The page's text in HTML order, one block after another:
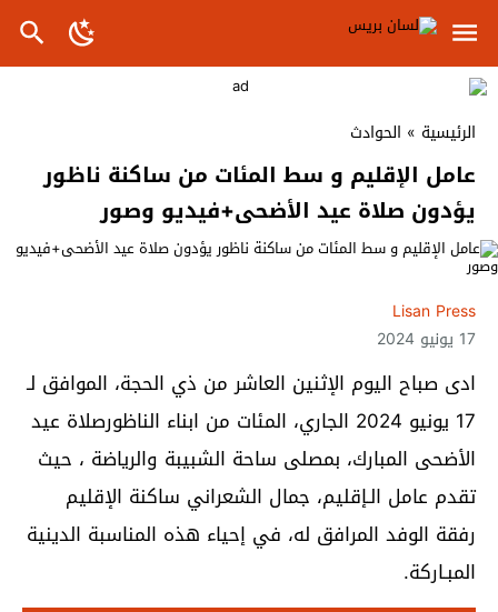
الرئيسية » الحوادث
عامل الإقليم و سط المئات من ساكنة ناظور
يؤدون صلاة عيد الأضحى+فيديو وصور
Lisan Press
17 يونيو 2024
ادى صباح اليوم الإثنين العاشر من ذي الحجة، الموافق لـ
17 يونيو 2024 الجاري، المئات من ابناء الناظورصلاة عيد
الأضحى المبارك، بمصلى ساحة الشبيبة والرياضة ، حيث
تقدم عامل الـإقليم، جمال الشعراني ساكنة الإقليم
رفقة الوفد المرافق له، في إحياء هذه المناسبة الدينية
المبـاركة.